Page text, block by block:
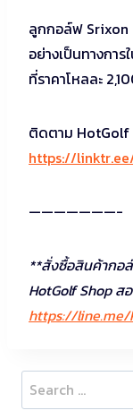
ลูกกอล์ฟ Srixon
อย่างเป็นทางกา
ที่ราคาโหลละ
ติดตาม HotGolf
https://
———————-
**สั่งซื้อสินค้ากอ
HotGolf Shop
https://
Search
for: